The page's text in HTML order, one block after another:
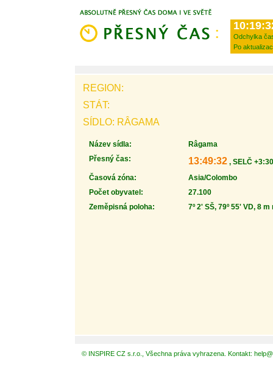
Odchylka
Po
REGION:
STÁT:
SÍDLO: RÂGAMA
Název sídla:
Râgama
Přesný čas:
13:49:32 , SELČ
Časová zóna:
Asia/Colombo
Počet obyvatel:
27.100
Zeměpisná poloha:
7º 2' SŠ, 79º 55' VD, 8 m
© INSPIRE CZ s.r.o., Všechna práva vyhrazena. Kontakt: